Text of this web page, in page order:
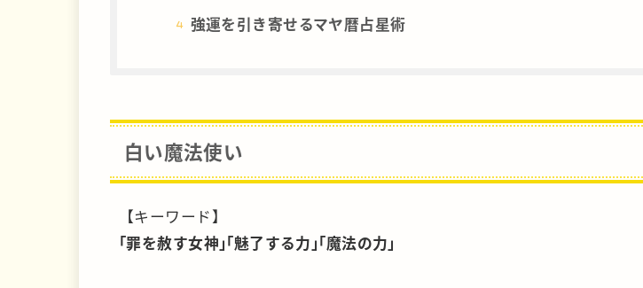
強運を引き寄せるマヤ暦占星術
白い魔法使い
【キーワード】
｢罪を赦す女神｣｢魅了する力｣｢魔法の力｣